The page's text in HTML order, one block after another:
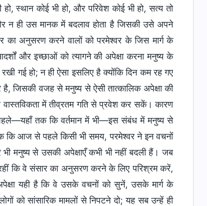
स्थान कोई भी हो, और परिवेश कोई भी हो, सत्य तो
न ही उस मानक में बदलाव होता है जिसकी उसे अपने
का अनुसरण करने वालों को परमेश्वर के जिस मार्ग के
और इच्छाओं को त्यागने की अपेक्षा करना मनुष्य के
गई हो; न ही ऐसा इसलिए है क्योंकि दिन कम रह गए
जिसकी वजह से मनुष्य से ऐसी तात्कालिक अपेक्षा की
वास्तविकता में तीव्रतम गति से प्रवेश कर सकें। कारण
तक कि वर्तमान में भी—इस संबंध में मनुष्य से
कि आज से पहले किसी भी समय, परमेश्वर ने इन वचनों
भी मनुष्य से उसकी अपेक्षाएँ कभी भी नहीं बदली हैं। जब
कि वे संसार का अनुसरण करने के लिए परिश्रम करें,
यही है कि वे उसके वचनों को सुनें, उसके मार्ग के
को सांसारिक मामलों से निपटने दो; यह सब उन्हें ही